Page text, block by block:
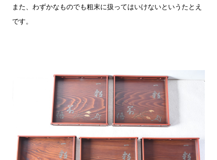
また、わずかなものでも粗末に扱ってはいけないというたとえ
です。